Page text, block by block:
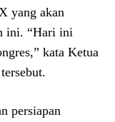
yang akan
ini. “Hari ini
kata Ketua
persiapan